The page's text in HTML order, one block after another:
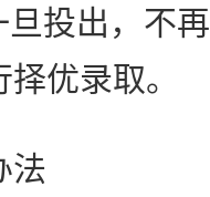
出，不再
优录取。